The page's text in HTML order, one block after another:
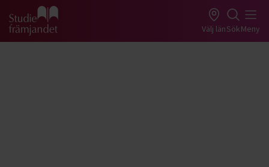
Gå till studiefrämjandets startsida Välj länSökMeny